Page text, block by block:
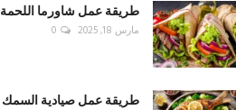
طريقة عمل شاورما اللحمة
مارس 18, 2025 0
طريقة عمل صيادية السمك